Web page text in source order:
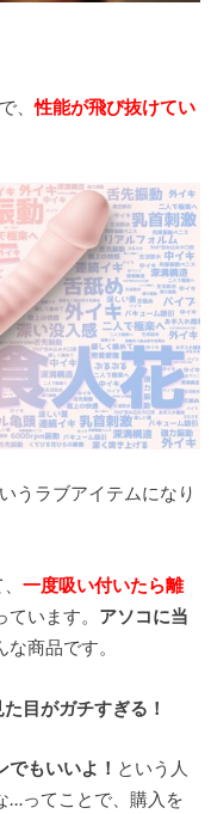
、性能が飛び抜けてい
うラブアイテムになり
一度吸い付いたら離
います。 アソコに当
な商品です。
た目がガチすぎる！
もいいよ！ という人
…ってことで、購入を